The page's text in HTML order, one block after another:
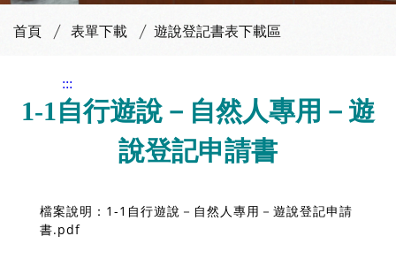
首頁 表單下載 遊說登記書表下載區
:::
1-1自行遊說－自然人專用－遊
說登記申請書
1-1自行遊說－自然人專用－遊說登記申請
書.pdf